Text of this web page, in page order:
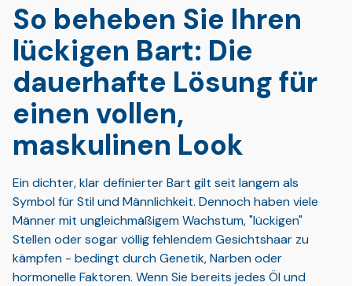
So beheben Sie Ihren
lückigen Bart: Die
dauerhafte Lösung für
einen vollen,
maskulinen Look
Ein dichter, klar definierter Bart gilt seit langem als
Symbol für Stil und Männlichkeit. Dennoch haben viele
Männer mit ungleichmäßigem Wachstum, "lückigen"
Stellen oder sogar völlig fehlendem Gesichtshaar zu
kämpfen - bedingt durch Genetik, Narben oder
hormonelle Faktoren. Wenn Sie bereits jedes Öl und